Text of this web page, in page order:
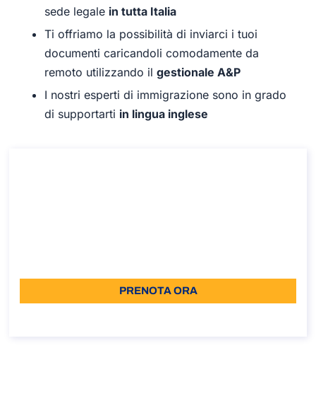
sede legale in tutta Italia
Ti offriamo la possibilità di inviarci i tuoi
documenti caricandoli comodamente da
remoto utilizzando ilgestionale A&P
I nostri esperti di immigrazione sono in grado
di supportarti in lingua inglese
PRENOTA ORA